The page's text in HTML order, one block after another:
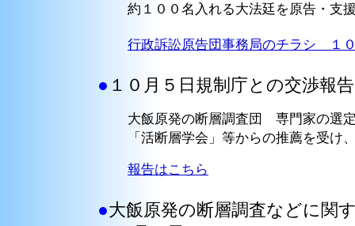
約１００名入れる大法廷を原告・支援
行政訴訟原告団事務局のチラシ １
● １０月５日規制庁との交渉報告
大飯原発の断層調査団 専門家の選
「活断層学会」等からの推薦を受
報告はこちら
●大飯原発の断層調査などに関